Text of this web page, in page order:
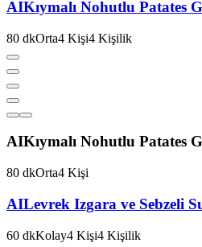
AIKıymalı Nohutlu Patates
80 dkOrta4 Kişi4 Kişilik
AIKıymalı Nohutlu Patates
80 dkOrta4 Kişi
AILevrek Izgara ve Sebzeli
60 dkKolay4 Kişi4 Kişilik